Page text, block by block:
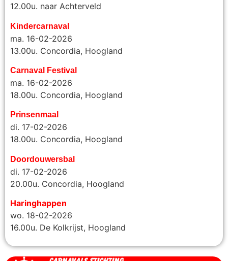
12.00u. naar Achterveld
Kindercarnaval
ma. 16-02-2026
13.00u. Concordia, Hoogland
Carnaval Festival
ma. 16-02-2026
18.00u. Concordia, Hoogland
Prinsenmaal
di. 17-02-2026
18.00u. Concordia, Hoogland
Doordouwersbal
di. 17-02-2026
20.00u. Concordia, Hoogland
Haringhappen
wo. 18-02-2026
16.00u. De Kolkrijst, Hoogland